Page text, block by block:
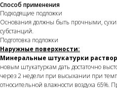
Способ применения
Подходящие подложки
Основания должны быть прочными,
субстанций.
Подготовка подложки
Наружные поверхности:
Минеральные штукатурки
новым штукатуркам дать достаточно
через 2 недели при высыхании при
относительной влажности воздуха 65%.